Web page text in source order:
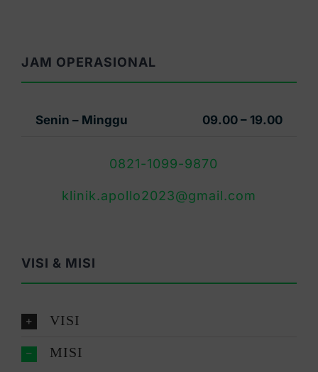
JAM OPERASIONAL
Senin – Minggu 09.00 – 19.00
0821-1099-9870
klinik.apollo2023@gmail.com
VISI & MISI
VISI
MISI